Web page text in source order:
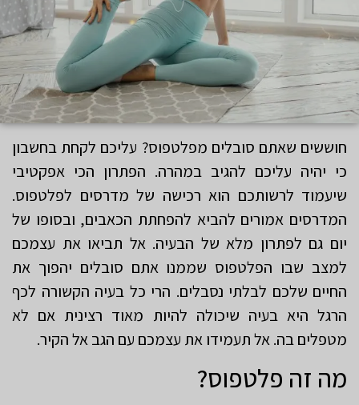
חוששים שאתם סובלים מפלטפוס? עליכם לקחת בחשבון
כי יהיה עליכם להגיב במהרה. הפתרון הכי אפקטיבי
שיעמוד לרשותכם הוא רכישה של מדרסים לפלטפוס.
המדרסים אמורים להביא להפחתת הכאבים, ובסופו של
יום גם לפתרון מלא של הבעיה. אל תביאו את עצמכם
למצב שבו הפלטפוס שממנו אתם סובלים יהפוך את
החיים שלכם לבלתי נסבלים. הרי כל בעיה הקשורה לכף
הרגל היא בעיה שיכולה להיות מאוד רצינית אם לא
מטפלים בה. אל תעמידו את עצמכם עם הגב אל הקיר.
מה זה פלטפוס?